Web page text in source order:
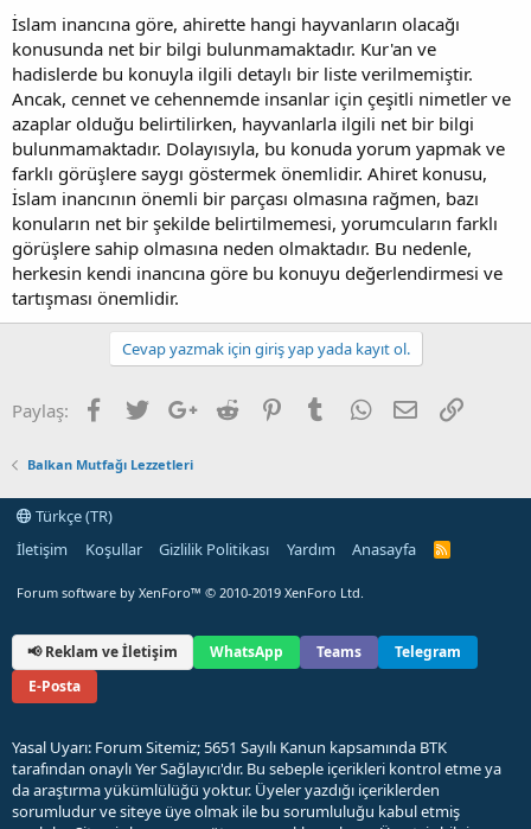
İslam inancına göre, ahirette hangi hayvanların olacağı
konusunda net bir bilgi bulunmamaktadır. Kur'an ve
hadislerde bu konuyla ilgili detaylı bir liste verilmemiştir.
Ancak, cennet ve cehennemde insanlar için çeşitli nimetler ve
azaplar olduğu belirtilirken, hayvanlarla ilgili net bir bilgi
bulunmamaktadır. Dolayısıyla, bu konuda yorum yapmak ve
farklı görüşlere saygı göstermek önemlidir. Ahiret konusu,
İslam inancının önemli bir parçası olmasına rağmen, bazı
konuların net bir şekilde belirtilmemesi, yorumcuların farklı
görüşlere sahip olmasına neden olmaktadır. Bu nedenle,
herkesin kendi inancına göre bu konuyu değerlendirmesi ve
tartışması önemlidir.
Cevap yazmak için giriş yap yada kayıt ol.
Paylaş: Facebook
TwitterGoogle+
Reddit PinterestTumblrWhatsApp
E-postaLink
Balkan Mutfağı Lezzetleri
Türkçe (TR)
İletişim
Koşullar Gizlilik Politikası Yardım Anasayfa
R
Forum software by XenForo™ © 2010-2019 XenForo Ltd.
📢 Reklam ve İletişim WhatsApp Teams
Telegram
E-Posta
Yasal Uyarı: Forum Sitemiz; 5651 Sayılı Kanun kapsamında BTK
tarafından onaylı Yer Sağlayıcı'dır. Bu sebeple içerikleri kontrol etme ya
da araştırma yükümlülüğü yoktur. Üyeler yazdığı içeriklerden
sorumludur ve siteye üye olmak ile bu sorumluluğu kabul etmiş